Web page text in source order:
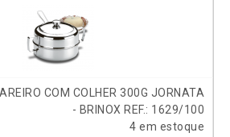
COM COLHER 300G JORNATA
- BRINOX REF.: 1629/100
4 em estoque